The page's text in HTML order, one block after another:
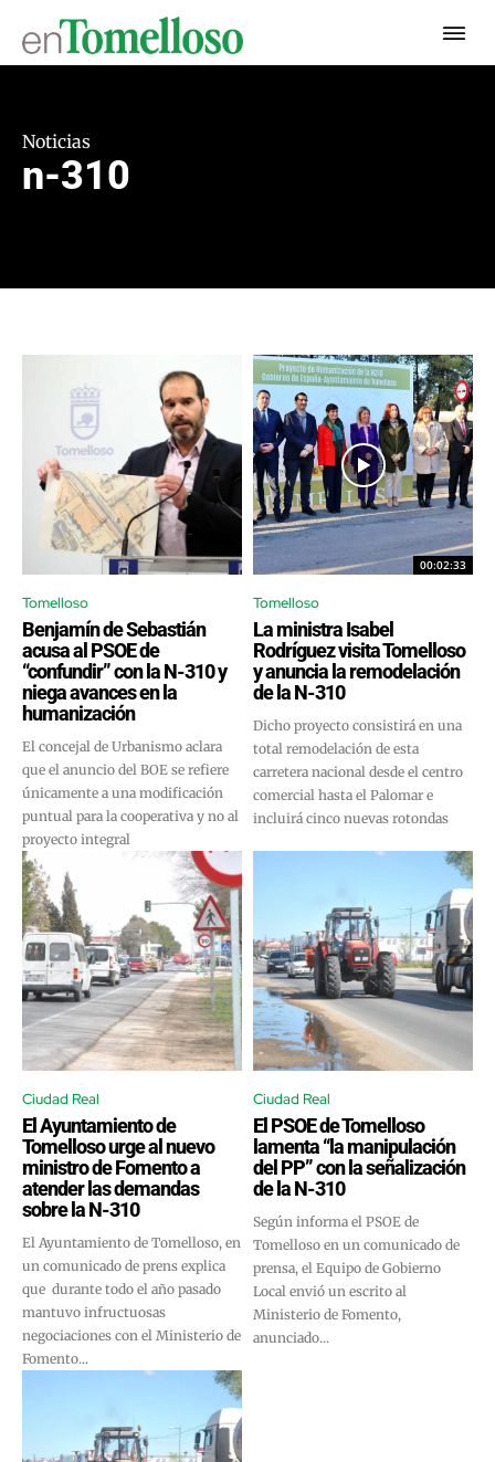
Noticias
n-310
Tomelloso
Benjamín de Sebastián
acusa al PSOE de
“confundir” con la N-310 y
niega avances en la
humanización
El concejal de Urbanismo aclara
que el anuncio del BOE se refiere
únicamente a una modificación
puntual para la cooperativa y no al
proyecto integral
00:02:33
Tomelloso
La ministra Isabel
Rodríguez visita Tomelloso
y anuncia la remodelación
de la N-310
Dicho proyecto consistirá en una
total remodelación de esta
carretera nacional desde el centro
comercial hasta el Palomar e
incluirá cinco nuevas rotondas
Ciudad Real
El Ayuntamiento de
Tomelloso urge al nuevo
ministro de Fomento a
atender las demandas
sobre la N-310
El Ayuntamiento de Tomelloso, en
un comunicado de prens explica
que durante todo el año pasado
mantuvo infructuosas
negociaciones con el Ministerio de
Fomento...
Ciudad Real
El PSOE de Tomelloso
lamenta “la manipulación
del PP” con la señalización
de la N-310
Según informa el PSOE de
Tomelloso en un comunicado de
prensa, el Equipo de Gobierno
Local envió un escrito al
Ministerio de Fomento,
anunciado...